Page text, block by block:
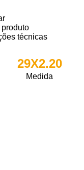
técnicas
29X2.20
Medida